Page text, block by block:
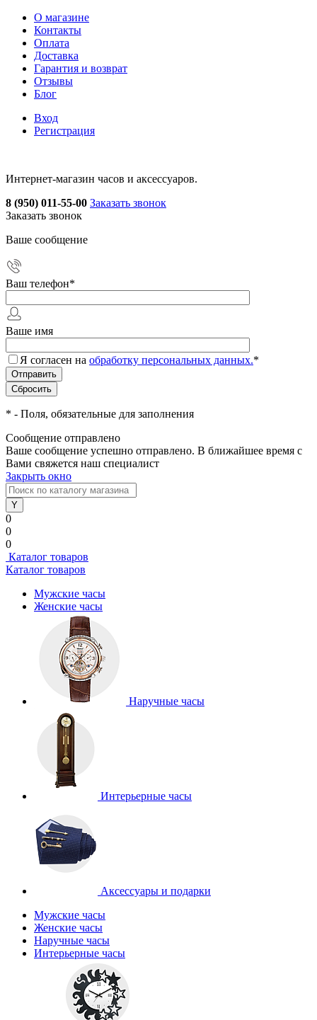
О магазине
Контакты
Оплата
Доставка
Гарантия и возврат
Отзывы
Блог
Вход
Регистрация
Интернет-магазин часов и аксессуаров.
8 (950) 011-55-00 Заказать звонок
Заказать звонок
Ваше сообщение
Ваш телефон*
Ваше имя
Я согласен на обработку персональных данных.*
* - Поля, обязательные для заполнения
Сообщение отправлено
Ваше сообщение успешно отправлено. В ближайшее время с
Вами свяжется наш специалист
Закрыть окно
0
0
0
Каталог товаров
Каталог товаров
Мужские часы
Женские часы
Наручные часы
Интерьерные часы
Аксессуары и подарки
Мужские часы
Женские часы
Наручные часы
Интерьерные часы